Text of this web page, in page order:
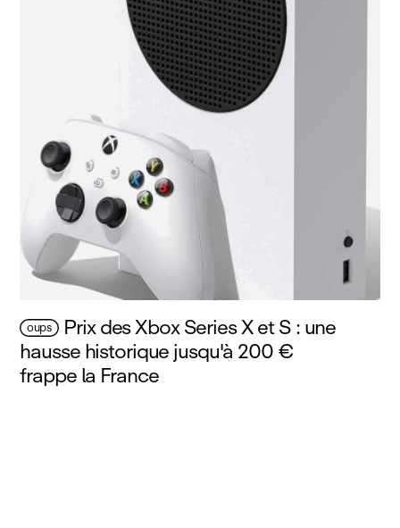
oups Prix des Xbox Series X et S : une
hausse historique jusqu'à 200 €
frappe la France